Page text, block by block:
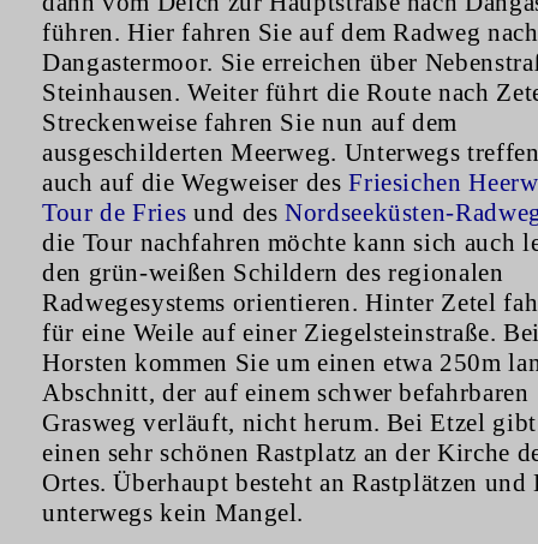
führen. Hier fahren Sie auf dem Radweg nach
Dangastermoor. Sie erreichen über
Steinhausen. Weiter führt die Route nach
Streckenweise fahren Sie nun auf dem
ausgeschilderten Meerweg. Unterwegs
auch auf die Wegweiser desFriesichen
Tour de Fries und desNordseeküsten-
die Tour nachfahren möchte kann sich auch
den grün-weißen Schildern des regionalen
Radwegesystems orientieren. Hinter Zetel
für eine Weile auf einer Ziegelsteinstraße.
Horsten kommen Sie um einen etwa 250m
Abschnitt, der auf einem schwer befahrbaren
Grasweg verläuft, nicht herum. Bei Etzel gibt
einen sehr schönen Rastplatz an der Kirche
Ortes. Überhaupt besteht an Rastplätzen und
unterwegs kein Mangel.